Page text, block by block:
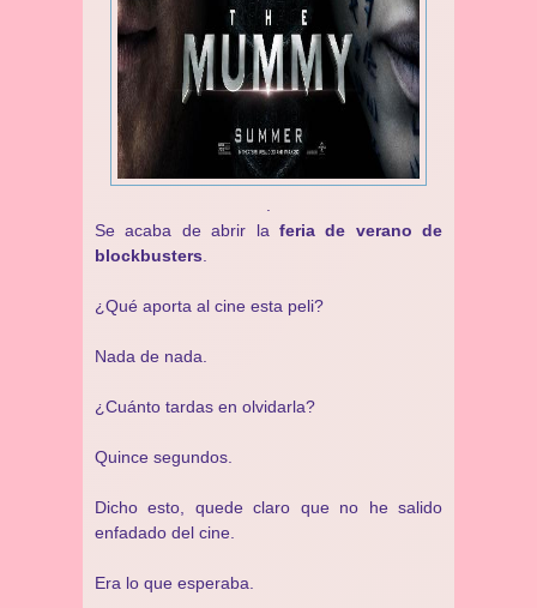
Se acaba de abrir la feria de verano de
blockbusters
¿Qué aporta al cine esta peli?
Nada de nada.
¿Cuánto tardas en olvidarla?
Quince segundos.
Dicho esto, quede claro que no he salido
enfadado del cine.
Era lo que esperaba.